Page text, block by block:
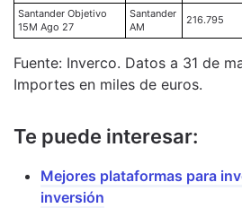
Santander Objetivo
15M Ago 27
Santander
AM
216.795
Fuente: Inverco. Datos a 31 de
Importes en miles de euros.
Te puede interesar:
Mejores plataformas para
inversión